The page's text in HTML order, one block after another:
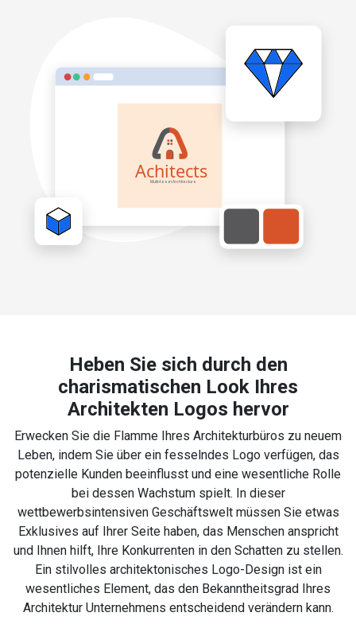
Heben Sie sich durch den
charismatischen Look Ihres
Architekten Logos hervor
Erwecken Sie die Flamme Ihres Architekturbüros zu neuem
Leben, indem Sie über ein fesselndes Logo verfügen, das
potenzielle Kunden beeinflusst und eine wesentliche Rolle
bei dessen Wachstum spielt. In dieser
wettbewerbsintensiven Geschäftswelt müssen Sie etwas
Exklusives auf Ihrer Seite haben, das Menschen anspricht
und Ihnen hilft, Ihre Konkurrenten in den Schatten zu stellen.
Ein stilvolles architektonisches Logo-Design ist ein
wesentliches Element, das den Bekanntheitsgrad Ihres
Architektur Unternehmens entscheidend verändern kann.